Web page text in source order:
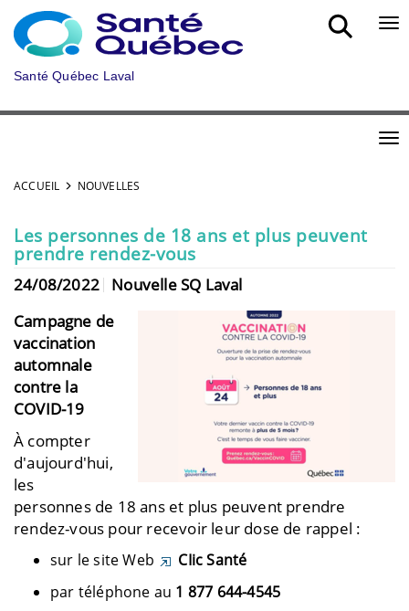
Aller au menu principal
Santé Québec Laval
ACCUEIL NOUVELLES
Les personnes de 18 ans et plus peuvent
prendre rendez-vous
24/08/2022
Nouvelle SQ Laval
Campagne de
vaccination
automnale
contre la
COVID-19
À compter
d'aujourd'hui,
les
personnes de 18 ans et plus peuvent prendre
rendez-vous pour recevoir leur dose de rappel :
sur le site Web
CIic Santé
par téléphone au 1 877 644-4545